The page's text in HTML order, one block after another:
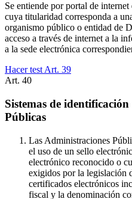
Se entiende por portal de
cuya titularidad corresponda a
organismo público o entidad de
acceso a través de internet a la
a la sede electrónica
Hacer test Art. 39
Art. 40
Sistemas de
Públicas
Las Administraciones
el uso de un sello
electrónico reconocido o
exigidos por la legislación
certificados electrónicos
fiscal y la denominación